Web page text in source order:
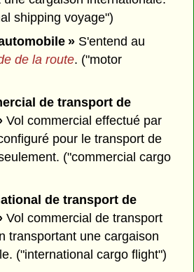
shipping voyage")
» S'entend au
de la route. ("motor
de transport de
Vol commercial effectué par
pour le transport de
("commercial cargo
de transport de
Vol commercial de transport
transportant une cargaison
("international cargo flight")